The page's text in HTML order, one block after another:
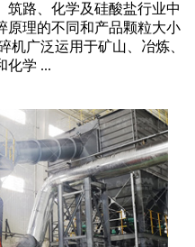
筑路、化学及硅酸盐行业中
原理的不同和产品颗粒大小
机广泛运用于矿山、冶炼、
化学 ...